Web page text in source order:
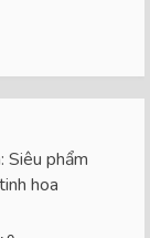
phẩm
hoa